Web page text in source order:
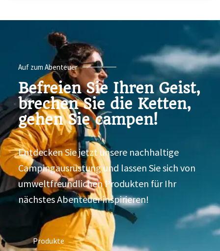
Auf zum Abenteuer
Befreien Sie Ihren Geist,
brechen Sie die Ketten,
gehen Sie campen!
Entdecken Sie jetzt unsere nachhaltige
Campingausrüstung und lassen Sie sich von
umweltfreundlichen Produkten für Ihr
nächstes Abenteuer inspirieren!
Produkte